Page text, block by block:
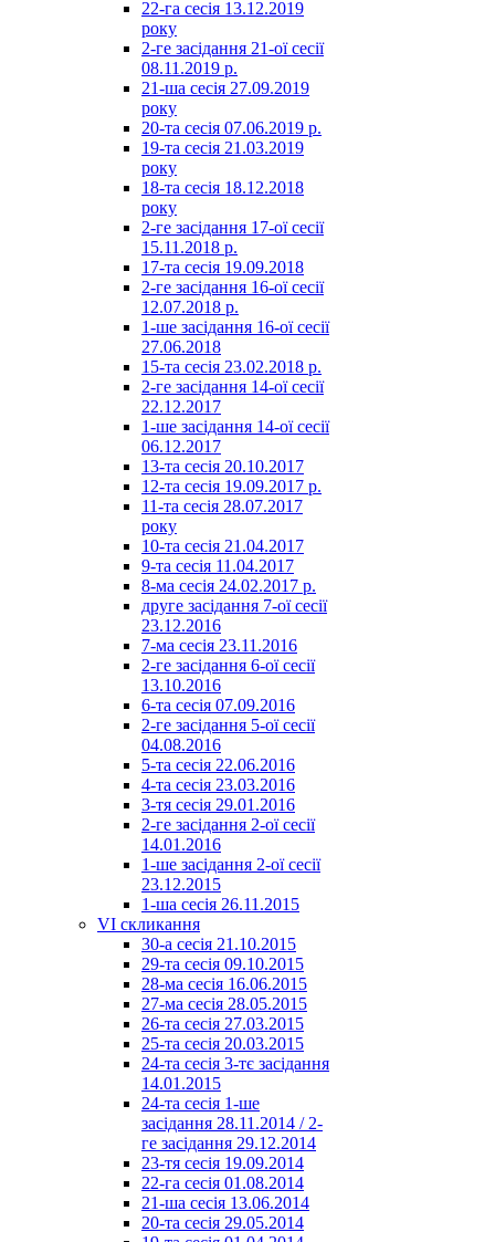
22-га сесія 13.12.2019
року
2-ге засідання 21-ої сесії
08.11.2019 р.
21-ша сесія 27.09.2019
року
20-та сесія 07.06.2019 р.
19-та сесія 21.03.2019
року
18-та сесія 18.12.2018
року
2-ге засідання 17-ої сесії
15.11.2018 р.
17-та сесія 19.09.2018
2-ге засідання 16-ої сесії
12.07.2018 р.
1-ше засідання 16-ої сесії
27.06.2018
15-та сесія 23.02.2018 р.
2-ге засідання 14-ої сесії
22.12.2017
1-ше засідання 14-ої сесії
06.12.2017
13-та сесія 20.10.2017
12-та сесія 19.09.2017 р.
11-та сесія 28.07.2017
року
10-та сесія 21.04.2017
9-та сесія 11.04.2017
8-ма сесія 24.02.2017 р.
друге засідання 7-ої сесії
23.12.2016
7-ма сесія 23.11.2016
2-ге засідання 6-ої сесії
13.10.2016
6-та сесія 07.09.2016
2-ге засідання 5-ої сесії
04.08.2016
5-та сесія 22.06.2016
4-та сесія 23.03.2016
3-тя сесія 29.01.2016
2-ге засідання 2-ої сесії
14.01.2016
1-ше засідання 2-ої сесії
23.12.2015
1-ша сесія 26.11.2015
VI скликання
30-а сесія 21.10.2015
29-та сесія 09.10.2015
28-ма сесія 16.06.2015
27-ма сесія 28.05.2015
26-та сесія 27.03.2015
25-та сесія 20.03.2015
24-та сесія 3-тє засідання
14.01.2015
24-та сесія 1-ше
засідання 28.11.2014 / 2-
ге засідання 29.12.2014
23-тя сесія 19.09.2014
22-га сесія 01.08.2014
21-ша сесія 13.06.2014
20-та сесія 29.05.2014